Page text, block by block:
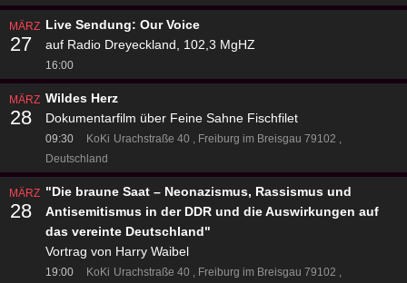
MÄRZ
27
Live Sendung: Our Voice
auf Radio Dreyeckland, 102,3 MgHZ
16:00
MÄRZ
28
Wildes Herz
Dokumentarfilm über Feine Sahne Fischfilet
09:30 KoKi Urachstraße 40
Freiburg im Breisgau 79102
Deutschland
MÄRZ
28
"Die braune Saat – Neonazismus, Rassismus und
Antisemitismus in der DDR und die Auswirkungen auf
das vereinte Deutschland"
Vortrag von Harry Waibel
19:00 KoKi Urachstraße 40 Freiburg im Breisgau 79102